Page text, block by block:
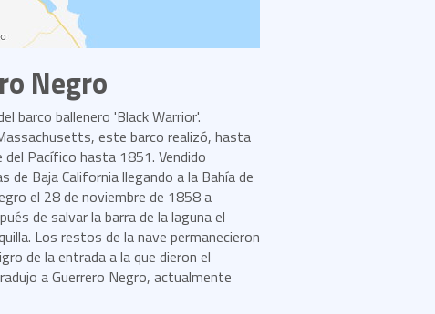
Negro
barco ballenero 'Black Warrior'.
este barco realizó, hasta
Pacífico hasta 1851. Vendido
Baja California llegando a la Bahía de
el 28 de noviembre de 1858 a
de salvar la barra de la laguna el
Los restos de la nave permanecieron
de la entrada a la que dieron el
a Guerrero Negro, actualmente